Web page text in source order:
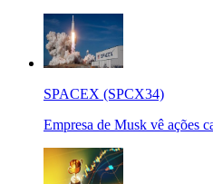
SPACEX (SPCX34)
Empresa de Musk vê ações